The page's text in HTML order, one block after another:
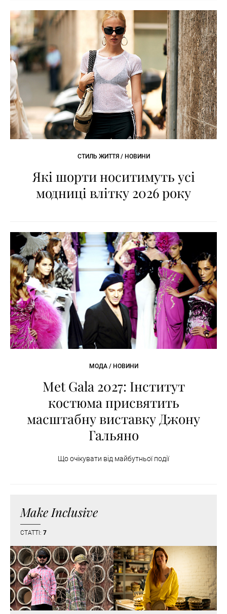
СТИЛЬ ЖИТТЯ / НОВИНИ
Які шорти носитимуть усі
модниці влітку 2026 року
МОДА / НОВИНИ
Met Gala 2027: Інститут
костюма присвятить
масштабну виставку Джону
Гальяно
Що очікувати від майбутньої події
Make Inclusive
СТАТТІ: 7